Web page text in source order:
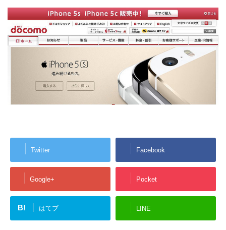
Twitter Facebook
Google+ Pocket
B! はてブ LINE